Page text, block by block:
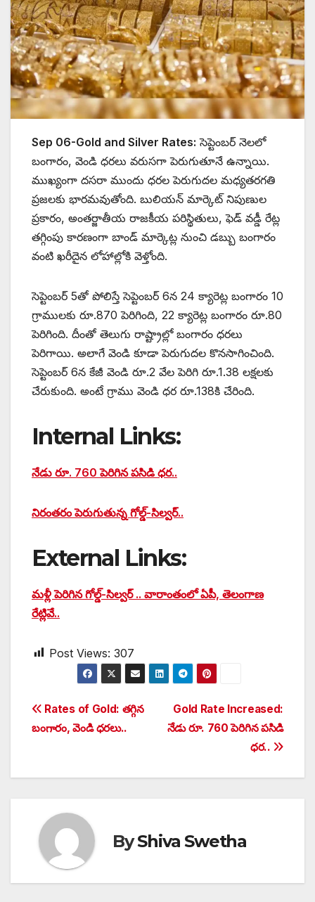
Sep 06-Gold and Silver Rates: సెప్టెంబర్ నెలలో
బంగారం, వెండి ధరలు వరుసగా పెరుగుతూనే ఉన్నాయి.
ముఖ్యంగా దసరా ముందు ధరల పెరుగుదల మధ్యతరగతి
ప్రజలకు భారమవుతోంది. బులియన్ మార్కెట్ నిపుణుల
ప్రకారం, అంతర్జాతీయ రాజకీయ పరిస్థితులు, ఫెడ్ వడ్డీ రేట్ల
తగ్గింపు కారణంగా బాండ్ మార్కెట్ల నుంచి డబ్బు బంగారం
వంటి ఖరీదైన లోహాల్లోకి వెళ్తోంది.
సెప్టెంబర్ 5తో పోలిస్తే సెప్టెంబర్ 6న 24 క్యారెట్ల బంగారం 10
గ్రాములకు రూ.870 పెరిగింది, 22 క్యారెట్ల బంగారం రూ.80
పెరిగింది. దీంతో తెలుగు రాష్ట్రాల్లో బంగారం ధరలు
పెరిగాయి. అలాగే వెండి కూడా పెరుగుదల కొనసాగించింది.
సెప్టెంబర్ 6న కేజీ వెండి రూ.2 వేల పెరిగి రూ.1.38 లక్షలకు
చేరుకుంది. అంటే గ్రాము వెండి ధర రూ.138కి చేరింది.
Internal Links:
నేడు రూ. 760 పెరిగిన పసిడి ధర..
నిరంతరం పెరుగుతున్న గోల్డ్-సిల్వర్..
External Links:
మళ్లీ పెరిగిన గోల్డ్-సిల్వర్ .. వారాంతంలో ఏపీ, తెలంగాణ
రేట్లివే..
Post Views: 307
Post
navigation
Gold Rate Increased:
నేడు రూ. 760 పెరిగిన పసిడి
ధర..
Rates of Gold: తగ్గిన
బంగారం, వెండి ధరలు..
ByShiva Swetha